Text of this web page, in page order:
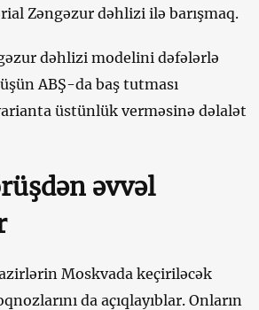
Zəngəzur dəhlizi ilə barışmaq.
dəhlizi modelini dəfələrlə
ABŞ-da baş tutması
üstünlük verməsinə dəlalət
əvvəl
Moskvada keçiriləcək
da açıqlayıblar. Onların